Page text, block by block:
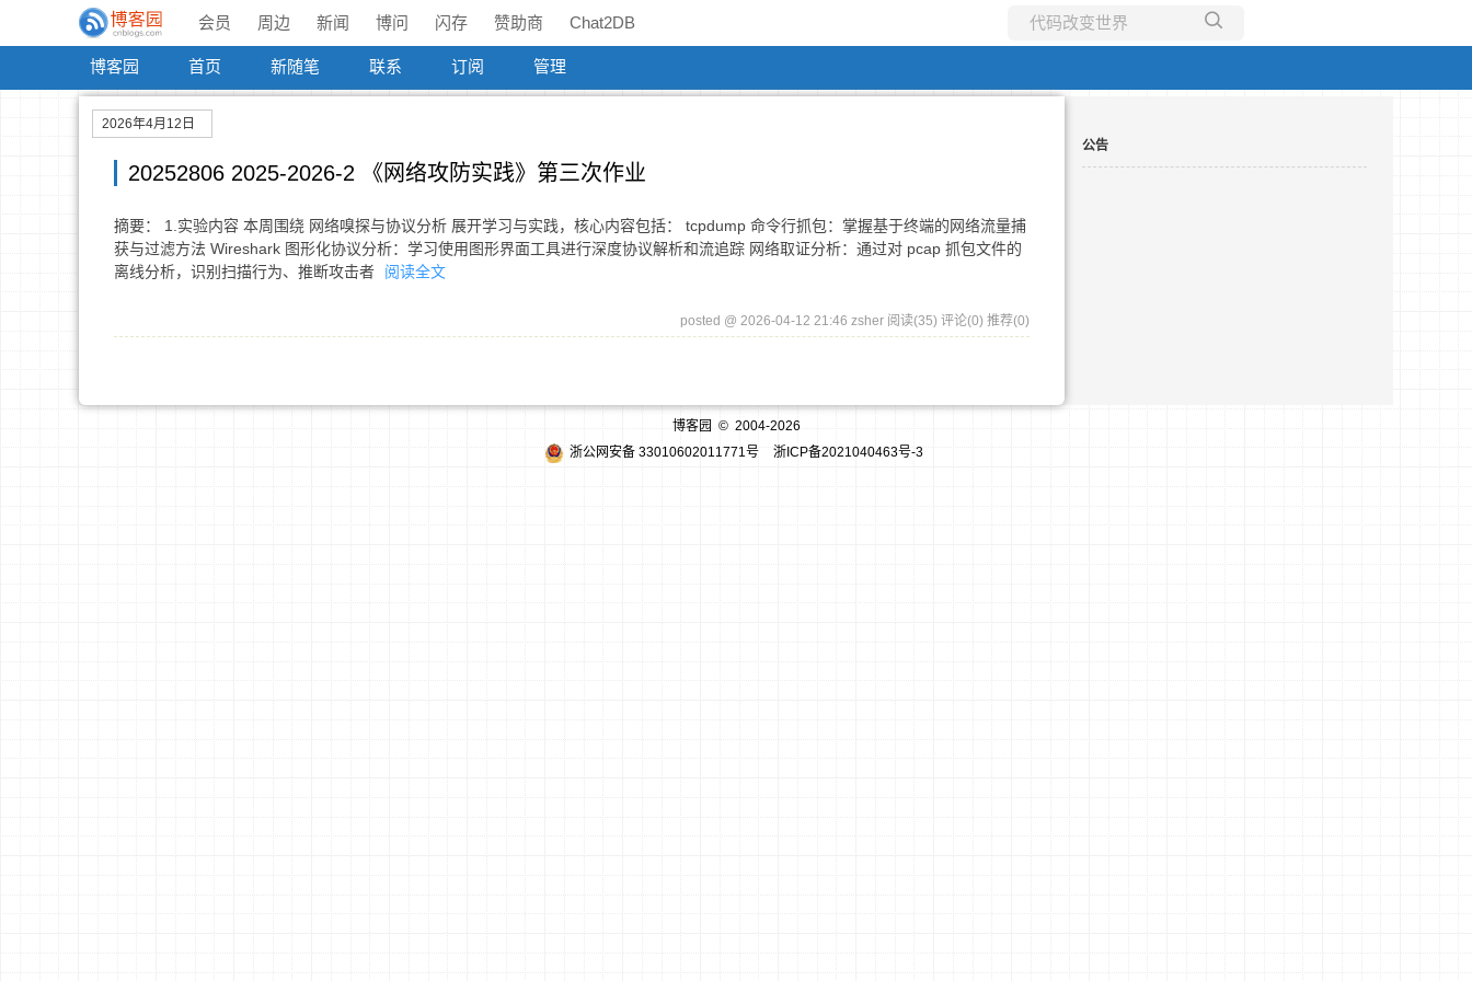
会员 周边 新闻 博问 闪存 赞助商 Chat2DB
博客园 首页 新随笔 联系 订阅 管理
2026年4月12日
20252806 2025-2026-2 《网络攻防实践》第三次作业
摘要： 1.实验内容 本周围绕 网络嗅探与协议分析 展开学习与实践，核心内容包括： tcpdump 命令行抓包：掌握基于终端的网络流量捕
获与过滤方法 Wireshark 图形化协议分析：学习使用图形界面工具进行深度协议解析和流追踪 网络取证分析：通过对 pcap 抓包文件的
离线分析，识别扫描行为、推断攻击者
阅读全文
posted @ 2026-04-12 21:46 zsher 阅读(35) 评论(0) 推荐(0)
公告
博客园 © 2004-2026
浙公网安备 33010602011771号
浙ICP备2021040463号-3